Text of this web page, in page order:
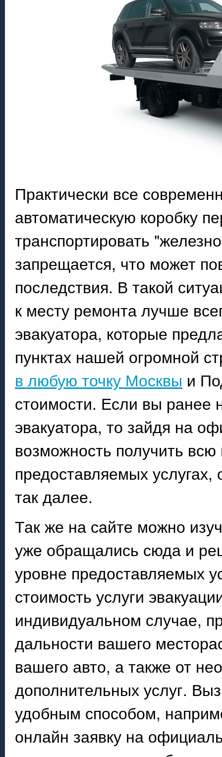
Практически все
автоматическую коробку
транспортировать
запрещается, что может
последствия. В такой
к месту ремонта лучше
эвакуатора, которые
пунктах нашей огромной
в любую точку Москвы и
стоимости. Если вы ранее
эвакуатора, то зайдя на
возможность получить
предоставляемых
так далее.
Так же на сайте можно
уже обращались сюда и
уровне предоставляемых
стоимость услуги
индивидуальном случае,
дальности вашего
вашего авто, а также от
дополнительных услуг.
удобным способом,
онлайн заявку на